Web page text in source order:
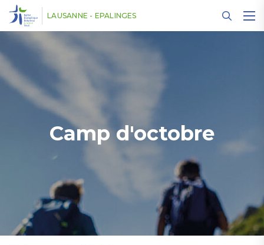
LAUSANNE - EPALINGES
Camp d'octobre
Panneau de gestion des cookies